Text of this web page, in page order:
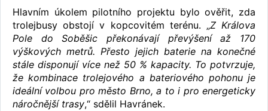
Hlavním úkolem pilotního projektu bylo ověřit, zda
trolejbusy obstojí v kopcovitém terénu. „Z Králova
Pole do Soběšic překonávají převýšení až 170
výškových metrů. Přesto jejich baterie na konečné
stále disponují více než 50 % kapacity. To potvrzuje,
že kombinace trolejového a bateriového pohonu je
ideální volbou pro město Brno, a to i pro energeticky
náročnější trasy,“ sdělil Havránek.